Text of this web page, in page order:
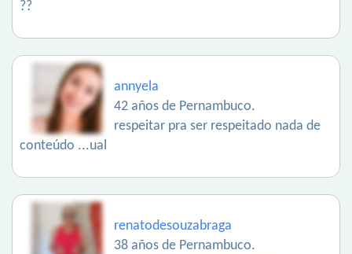
??
annyela
42 años de Pernambuco.
respeitar pra ser respeitado nada de
conteúdo ...ual
renatodesouzabraga
38 años de Pernambuco.